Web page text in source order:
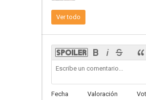
Ver todo
Fecha Valoración